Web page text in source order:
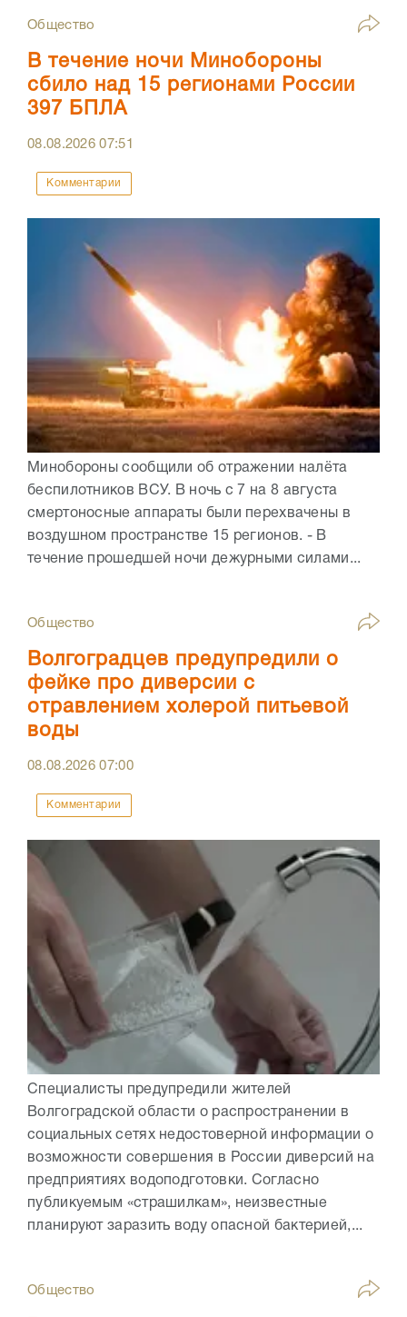
Общество
В течение ночи Минобороны
сбило над 15 регионами России
397 БПЛА
08.08.202607:51
Комментарии
Минобороны сообщили об отражении налёта
беспилотников ВСУ. В ночь с 7 на 8 августа
смертоносные аппараты были перехвачены в
воздушном пространстве 15 регионов. - В
течение прошедшей ночи дежурными силами...
Общество
Волгоградцев предупредили о
фейке про диверсии с
отравлением холерой питьевой
воды
08.08.202607:00
Комментарии
Специалисты предупредили жителей
Волгоградской области о распространении в
социальных сетях недостоверной информации о
возможности совершения в России диверсий на
предприятиях водоподготовки. Согласно
публикуемым «страшилкам», неизвестные
планируют заразить воду опасной бактерией,...
Общество